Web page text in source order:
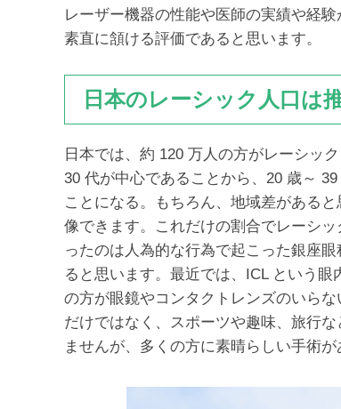
レーザー機器の性能や医師の実績や経
素直に頷ける評価であると思います。
日本のレーシック人口は
日本では、約 120 万人の方がレーシッ
30 代が中心であることから、20 歳～
ことになる。もちろん、地域差がある
像できます。これだけの割合でレーシ
ったのは人為的な行為で起こった銀座
ると思います。最近では、ICL という
の方が眼鏡やコンタクトレンズのいら
だけではなく、スポーツや趣味、旅行
ませんが、多くの方に素晴らしい手術